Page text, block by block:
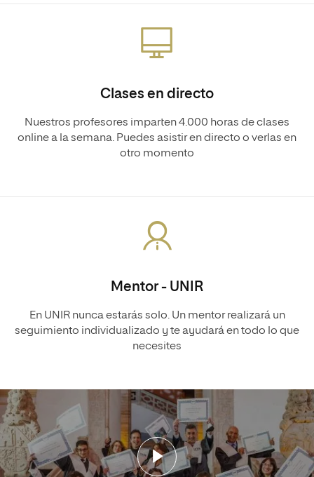
Clases en directo
Nuestros profesores imparten 4.000 horas de clases
online a la semana. Puedes asistir en directo o verlas en
otro momento
Mentor - UNIR
En UNIR nunca estarás solo. Un mentor realizará un
seguimiento individualizado y te ayudará en todo lo que
necesites